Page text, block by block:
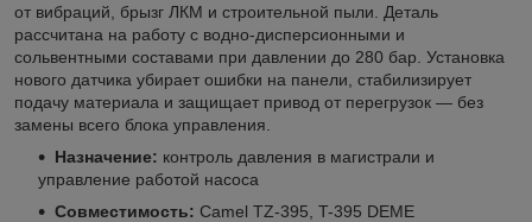
от вибраций, брызг ЛКМ и строительной пыли. Деталь
рассчитана на работу с водно-дисперсионными и
сольвентными составами при давлении до 280 бар. Установка
нового датчика убирает ошибки на панели, стабилизирует
подачу материала и защищает привод от перегрузок — без
замены всего блока управления.
Назначение: контроль давления в магистрали и
управление работой насоса
Совместимость: Camel TZ-395, T-395 DEME